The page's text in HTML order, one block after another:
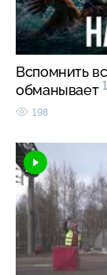
Вспомнить
обманывает
198